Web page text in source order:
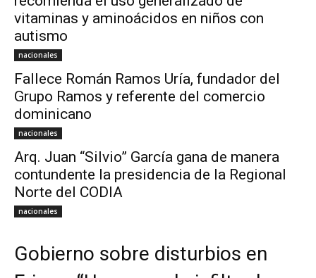
vitaminas y aminoácidos en niños con
autismo
nacionales
Fallece Román Ramos Uría, fundador del
Grupo Ramos y referente del comercio
dominicano
nacionales
Arq. Juan “Silvio” García gana de manera
contundente la presidencia de la Regional
Norte del CODIA
nacionales
Gobierno sobre disturbios en